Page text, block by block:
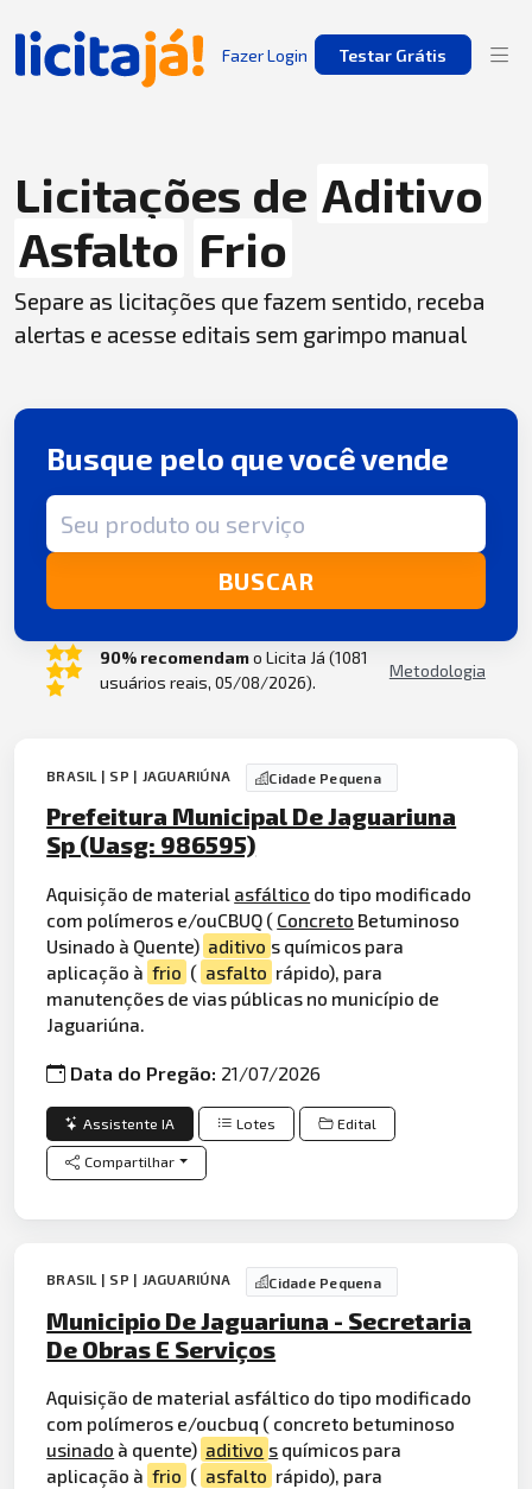
Fazer Login Testar Grátis
Licitações de Aditivo
Asfalto Frio
Separe as licitações que fazem sentido, receba
alertas e acesse editais sem garimpo manual
Busque pelo que você vende
Termo de busca
BUSCAR
90% recomendamo Licita Já (1081
usuários reais, 05/08/2026).
Metodologia
BRASIL | SP | JAGUARIÚNA Cidade Pequena
Prefeitura Municipal De Jaguariuna
Sp (Uasg: 986595)
Aquisição de material asfáltico do tipo modificado
com polímeros e/ouCBUQ ( Concreto Betuminoso
Usinado à Quente) aditivo s químicos para
aplicação à frio ( asfalto rápido), para
manutenções de vias públicas no município de
Jaguariúna.
Data do Pregão: 21/07/2026
Assistente IA Lotes Edital
Compartilhar
BRASIL | SP | JAGUARIÚNA Cidade Pequena
Municipio De Jaguariuna - Secretaria
De Obras E Serviços
Aquisição de material asfáltico do tipo modificado
com polímeros e/oucbuq ( concreto betuminoso
usinado à quente) aditivo s químicos para
aplicação à frio ( asfalto rápido), para